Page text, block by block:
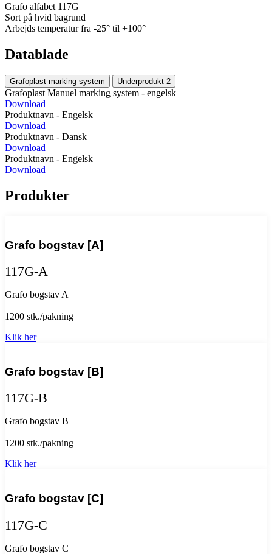
Grafo alfabet 117G
Sort på hvid bagrund
Arbejds temperatur fra -25° til +100°
Datablade
Grafoplast marking system Underprodukt 2
Grafoplast Manuel marking system - engelsk
Download
Produktnavn - Engelsk
Download
Produktnavn - Dansk
Download
Produktnavn - Engelsk
Download
Produkter
Grafo bogstav [A]
117G-A
Grafo bogstav A
1200 stk./pakning
Klik her
Grafo bogstav [B]
117G-B
Grafo bogstav B
1200 stk./pakning
Klik her
Grafo bogstav [C]
117G-C
Grafo bogstav C